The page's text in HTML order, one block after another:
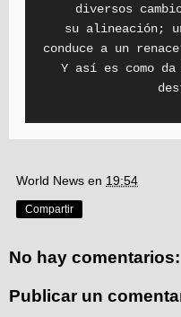
diversos
su alineación;
conduce a un
Y así es como
World News en 19:54
Compartir
No hay comentarios:
Publicar un